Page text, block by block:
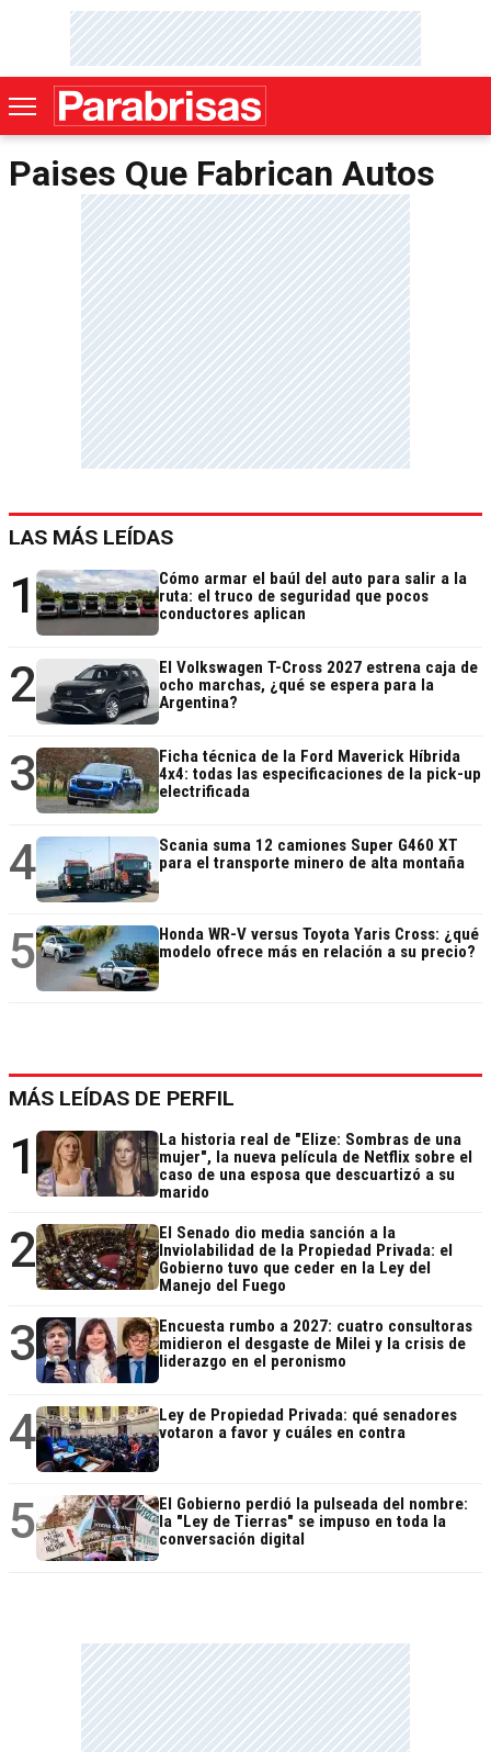
Paises Que Fabrican Autos
LAS MÁS LEÍDAS
1
Cómo armar el baúl del auto para salir a la
ruta: el truco de seguridad que pocos
conductores aplican
2
El Volkswagen T-Cross 2027 estrena caja de
ocho marchas, ¿qué se espera para la
Argentina?
3
Ficha técnica de la Ford Maverick Híbrida
4x4: todas las especificaciones de la pick-up
electrificada
4
Scania suma 12 camiones Super G460 XT
para el transporte minero de alta montaña
5
Honda WR-V versus Toyota Yaris Cross: ¿qué
modelo ofrece más en relación a su precio?
MÁS LEÍDAS DE PERFIL
1
La historia real de "Elize: Sombras de una
mujer", la nueva película de Netflix sobre el
caso de una esposa que descuartizó a su
marido
2
El Senado dio media sanción a la
Inviolabilidad de la Propiedad Privada: el
Gobierno tuvo que ceder en la Ley del
Manejo del Fuego
3
Encuesta rumbo a 2027: cuatro consultoras
midieron el desgaste de Milei y la crisis de
liderazgo en el peronismo
4
Ley de Propiedad Privada: qué senadores
votaron a favor y cuáles en contra
5
El Gobierno perdió la pulseada del nombre:
la "Ley de Tierras" se impuso en toda la
conversación digital